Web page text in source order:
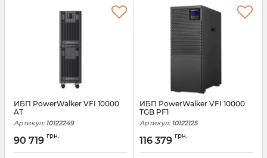
ИБП PowerWalker VFI 10000
AT
Артикул: 10122249
90 719 грн.
ИБП PowerWalker VFI 10000
TGB PF1
Артикул: 10122125
116 379 грн.